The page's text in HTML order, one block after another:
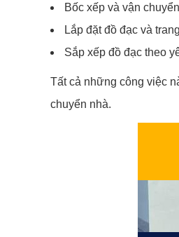
Bốc xếp và vận
Lắp đặt đồ đạc và
Sắp xếp đồ đạc theo
Tất cả những công việc
chuyển nhà.